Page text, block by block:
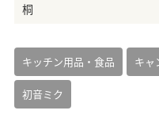
桐
キッチン用品・食品 キャ
初音ミク